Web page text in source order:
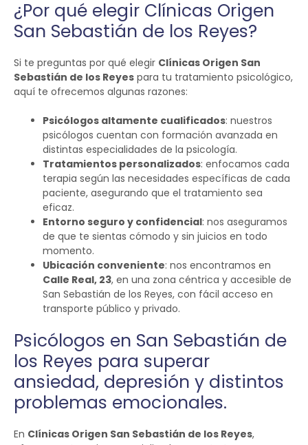
¿Por qué elegir Clínicas Origen
San Sebastián de los Reyes?
Si te preguntas por qué elegir Clínicas Origen San
Sebastián de los Reyes para tu tratamiento psicológico,
aquí te ofrecemos algunas razones:
Psicólogos altamente cualificados: nuestros
psicólogos cuentan con formación avanzada en
distintas especialidades de la psicología.
Tratamientos personalizados: enfocamos cada
terapia según las necesidades específicas de cada
paciente, asegurando que el tratamiento sea
eficaz.
Entorno seguro y confidencial: nos aseguramos
de que te sientas cómodo y sin juicios en todo
momento.
Ubicación conveniente: nos encontramos en
Calle Real, 23, en una zona céntrica y accesible de
San Sebastián de los Reyes, con fácil acceso en
transporte público y privado.
Psicólogos en San Sebastián de
los Reyes para superar
ansiedad, depresión y distintos
problemas emocionales.
En Clínicas Origen San Sebastián de los Reyes,